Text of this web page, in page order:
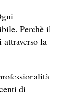
Perchè il
la
di